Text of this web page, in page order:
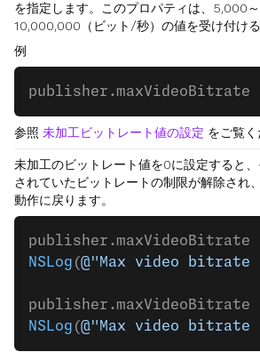
を指定します。このプロパティは、5,000～
10,000,000（ビット/秒）の値を受け付ける
例
publisher.maxVideoBitrate
参照 未加工ビットレート値の設定 をご覧く
未加工のビットレート値を0に設定すると
されていたビットレートの制限が解除され
動作に戻ります。
publisher.maxVideoBitrate
NSLog (@"Max video
publisher.maxVideoBitrate
NSLog (@"Max video